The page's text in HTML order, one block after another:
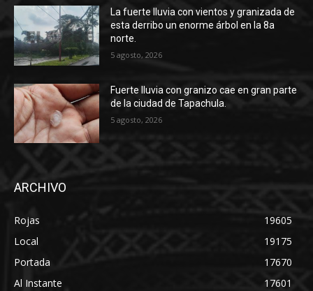
La fuerte lluvia con vientos y granizada de
esta derribo un enorme árbol en la 8a
norte.
5 agosto, 2026
Fuerte lluvia con granizo cae en gran parte
de la ciudad de Tapachula.
5 agosto, 2026
ARCHIVO
Rojas
19605
Local
19175
Portada
17670
Al Instante
17601